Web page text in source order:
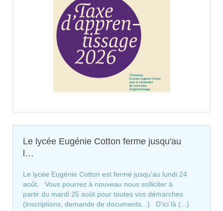
Le lycée Eugénie Cotton ferme jusqu'au
l…
Le lycée Eugénie Cotton est fermé jusqu'au lundi 24
août. Vous pourrez à nouveau nous solliciter à
partir du mardi 25 août pour toutes vos démarches
(inscriptions, demande de documents...) D'ici là (...)